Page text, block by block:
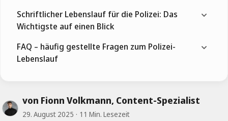
von Fionn Volkmann, Content-Spezialist
29. August 2025 11 Min. Lesezeit
Schriftlicher Lebenslauf für die Polizei: Das
Wichtigste auf einen Blick
FAQ – häufig gestellte Fragen zum Polizei-
Lebenslauf